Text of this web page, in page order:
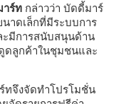
าร์ท กล่าวว่า บัดดี้มาร์
าดเล็กที่มีระบบการ
มีการสนับสนุนด้าน
ดลูกค้าในชุมชนและ
ทจึงจัดทำโปรโมชั่น